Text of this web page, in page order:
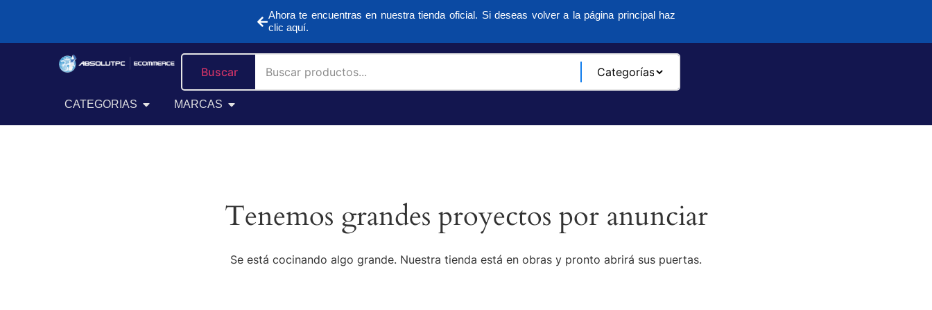
Ahora te encuentras en nuestra tienda oficial. Si deseas volver a la página principal haz
clic aquí.
CATEGORIAS MARCAS
Buscar
Tenemos grandes proyectos por anunciar
Se está cocinando algo grande. Nuestra tienda está en obras y pronto abrirá sus puertas.